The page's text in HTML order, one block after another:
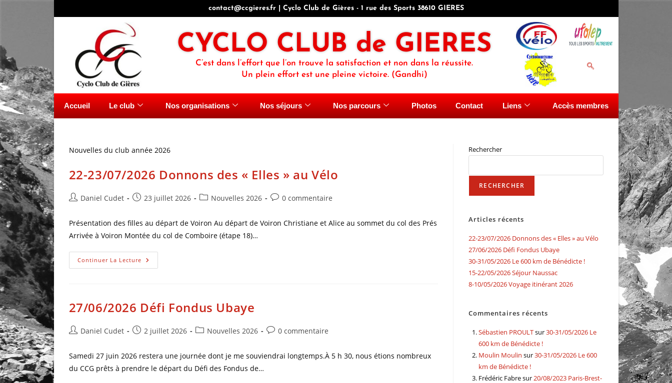
contact@ccgieres.fr | Cyclo Club de Gières - 1 rue des Sports 38610 GIERES
CYCLO CLUB de GIERES
C’est dans l’effort que l’on trouve la satisfaction et non dans la réussite.
Un plein effort est une pleine victoire. (Gandhi)
Accueil Le club Nos organisations Nos séjours Nos parcours Photos Contact Liens Accès membres
Nouvelles du club année 2026
22-23/07/2026 Donnons des « Elles » au Vélo
Daniel Cudet 23 juillet 2026 Nouvelles 2026 0 commentaire
Présentation des filles au départ de Voiron Au départ de Voiron Christiane et Alice au sommet du col des Prés
Arrivée à Voiron Montée du col de Comboire (étape 18)…
Continuer La Lecture
27/06/2026 Défi Fondus Ubaye
Daniel Cudet 2 juillet 2026 Nouvelles 2026 0 commentaire
Samedi 27 juin 2026 restera une journée dont je me souviendrai longtemps.À 5 h 30, nous étions nombreux
du CCG prêts à prendre le départ du Défi des Fondus de…
Rechercher
RECHERCHER
Articles récents
22-23/07/2026 Donnons des « Elles » au Vélo
27/06/2026 Défi Fondus Ubaye
30-31/05/2026 Le 600 km de Bénédicte !
15-22/05/2026 Séjour Naussac
8-10/05/2026 Voyage itinérant 2026
Commentaires récents
Sébastien PROULTsur30-31/05/2026 Le
600 km de Bénédicte !
Moulin Moulin sur30-31/05/2026 Le 600
km de Bénédicte !
Frédéric Fabresur20/08/2023 Paris-Brest-